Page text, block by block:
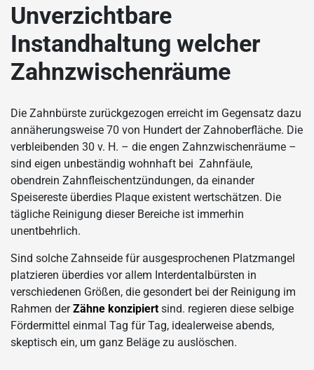
Unverzichtbare
Instandhaltung welcher
Zahnzwischenräume
Die Zahnbürste zurückgezogen erreicht im Gegensatz dazu
annäherungsweise 70 von Hundert der Zahnoberfläche. Die
verbleibenden 30 v. H. – die engen Zahnzwischenräume –
sind eigen unbeständig wohnhaft bei Zahnfäule,
obendrein Zahnfleischentzündungen, da einander
Speisereste überdies Plaque existent wertschätzen. Die
tägliche Reinigung dieser Bereiche ist immerhin
unentbehrlich.
Sind solche Zahnseide für ausgesprochenen Platzmangel
platzieren überdies vor allem Interdentalbürsten in
verschiedenen Größen, die gesondert bei der Reinigung im
Rahmen derZähne konzipiert sind. regieren diese selbige
Fördermittel einmal Tag für Tag, idealerweise abends,
skeptisch ein, um ganz Beläge zu auslöschen.